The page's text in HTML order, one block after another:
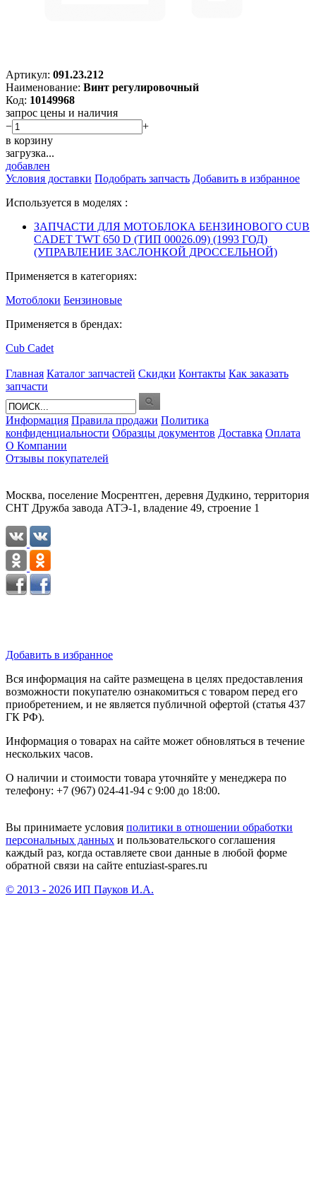
Артикул: 091.23.212
Наименование: Винт регулировочный
Код: 10149968
запрос цены и наличия
−
+
в корзину
загрузка...
добавлен
Условия доставки Подобрать запчасть Добавить в избранное
Используется в моделях :
ЗАПЧАСТИ ДЛЯ МОТОБЛОКА БЕНЗИНОВОГО CUB
CADET TWT 650 D (ТИП 00026.09) (1993 ГОД)
(УПРАВЛЕНИЕ ЗАСЛОНКОЙ ДРОССЕЛЬНОЙ)
Применяется в категориях:
Мотоблоки Бензиновые
Применяется в брендах:
Cub Cadet
Главная Каталог запчастей Скидки Контакты Как заказать
запчасти
Информация Правила продажи Политика
конфиденциальности Образцы документов Доставка Оплата
О Компании
Отзывы покупателей
Москва, поселение Мосрентген, деревня Дудкино, территория
СНТ Дружба завода АТЭ-1, владение 49, строение 1
Добавить в избранное
Вся информация на сайте размещена в целях предоставления
возможности покупателю ознакомиться с товаром перед его
приобретением, и не является публичной офертой (статья 437
ГК РФ).
Информация о товарах на сайте может обновляться в течение
нескольких часов.
О наличии и стоимости товара уточняйте у менеджера по
телефону: +7 (967) 024-41-94 с 9:00 до 18:00.
Вы принимаете условия политики в отношении обработки
персональных данных и пользовательского соглашения
каждый раз, когда оставляете свои данные в любой форме
обратной связи на сайте entuziast-spares.ru
© 2013 - 2026 ИП Пауков И.А.